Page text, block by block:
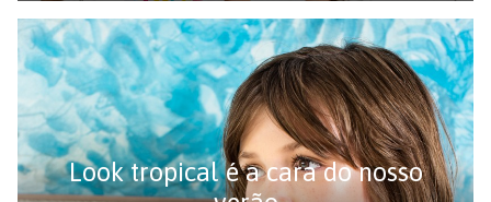
Look tropical é a cara do nosso